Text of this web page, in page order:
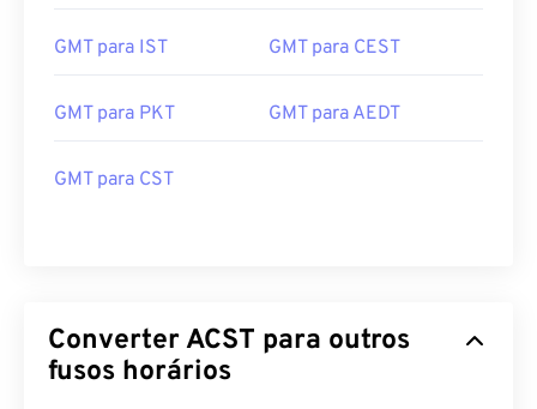
GMT para IST GMT para CEST
GMT para PKT GMT para AEDT
GMT para CST
Converter ACST para outros
fusos horários